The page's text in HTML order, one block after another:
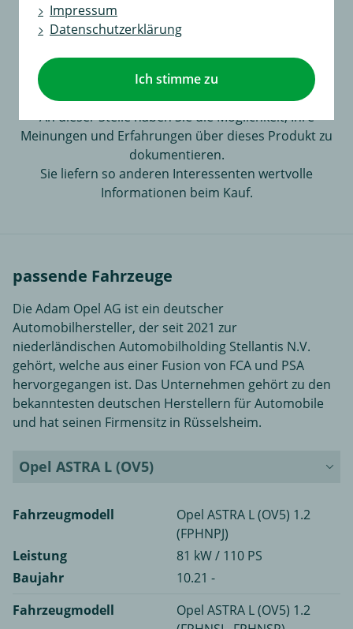
Für dieses Produkt existiert noch keine
Bewertung
An dieser Stelle haben Sie die Möglichkeit, Ihre
Meinungen und Erfahrungen über dieses Produkt zu
dokumentieren.
Sie liefern so anderen Interessenten wertvolle
Informationen beim Kauf.
passende Fahrzeuge
Die Adam Opel AG ist ein deutscher
Automobilhersteller, der seit 2021 zur
niederländischen Automobilholding Stellantis N.V.
gehört, welche aus einer Fusion von FCA und PSA
hervorgegangen ist. Das Unternehmen gehört zu den
bekanntesten deutschen Herstellern für Automobile
und hat seinen Firmensitz in Rüsselsheim.
Opel ASTRA L (OV5)
Fahrzeugmodell
Opel ASTRA L (OV5) 1.2
(FPHNPJ)
Leistung
81 kW / 110 PS
Baujahr
10.21 -
Fahrzeugmodell
Opel ASTRA L (OV5) 1.2
Impressum
Datenschutzerklärung
Ich stimme zu